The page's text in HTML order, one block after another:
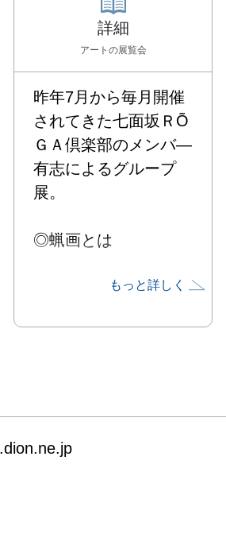
詳細
アート の展覧会
昨年7月から毎月開催
されてきた七面坂ＲÕ
ＧＡ倶楽部のメンバ―
有志によるグループ
展。
◎蝋画とは
蝋画は、ルーマニア出
る物で描画を試みる中
もっと詳しく